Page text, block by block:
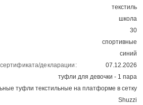
текстиль
школа
30
спортивные
синий
декларации:
07.12.2026
туфли для девочки - 1 пара
туфли текстильные на платформе в сетку
Shuzzi